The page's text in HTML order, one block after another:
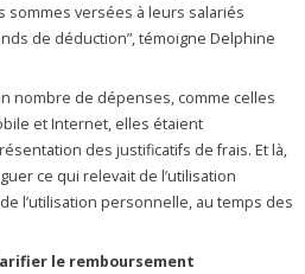
sommes versées à leurs salariés
de déduction”, témoigne Delphine
nombre de dépenses, comme celles
et Internet, elles étaient
des justificatifs de frais. Et là,
ce qui relevait de l’utilisation
l’utilisation personnelle, au temps des
le remboursement